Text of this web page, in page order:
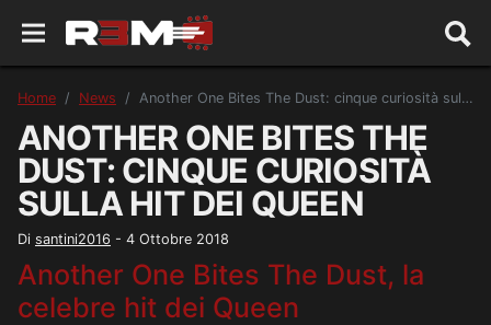
Home News Another One Bites The Dust: cinque curiosità sulla hit dei Queen
ANOTHER ONE BITES THE
DUST: CINQUE CURIOSITÀ
SULLA HIT DEI QUEEN
Di santini2016 - 4 Ottobre 2018
Another One Bites The Dust, la
celebre hit dei Queen